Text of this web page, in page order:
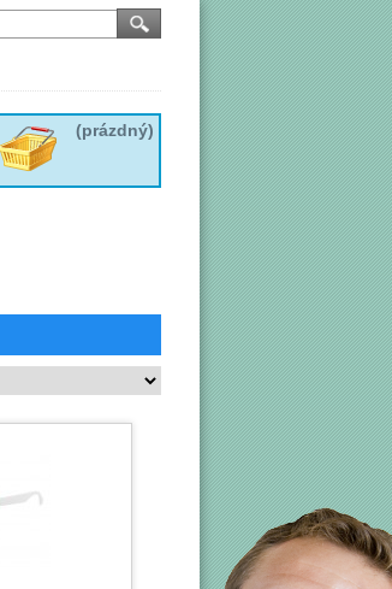
(prázdný)